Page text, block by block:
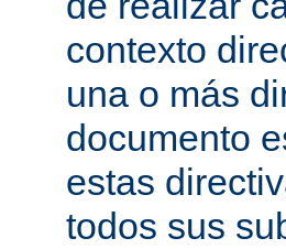
contexto
una o más
documento
estas
todos sus